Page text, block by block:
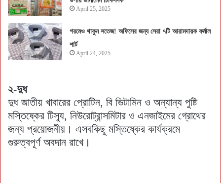
April 25, 2025
গরমেও থাকুন সতেজ! অফিসের জন্য সেরা ৭টি আরামদায়ক ফর্মাল
শার্ট
April 24, 2025
২-দুধ
দুধ জাতীয় খাবারের প্রোটিন, বি ভিটামিন ও অন্যান্য পুষ্টি
মস্তিষ্কের টিস্যু, নিউরোট্রান্সমিটার ও এনজাইমের গ্রোথের
জন্য প্রয়োজনীয়। এসবকিছু মস্তিষ্কের কার্যক্রমে
গুরুত্বপূর্ণ অবদান রাখে।